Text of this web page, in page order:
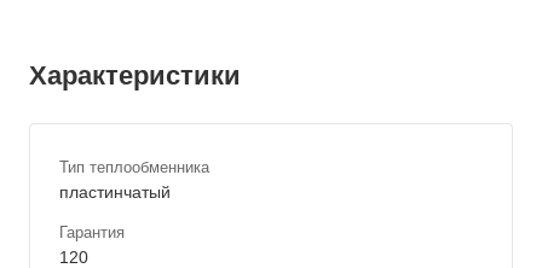
Характеристики
Тип теплообменника
пластинчатый
Гарантия
120